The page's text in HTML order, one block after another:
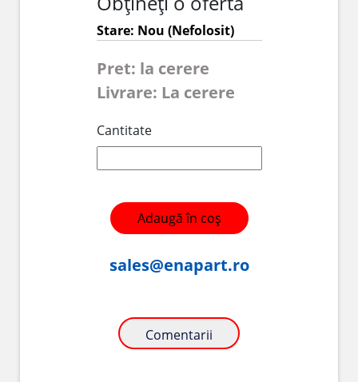
Stare: Nou (Nefolosit)
Pret: la cerere
Livrare: La cerere
Cantitate
Adaugă în coș
sales@enapart.ro
Comentarii